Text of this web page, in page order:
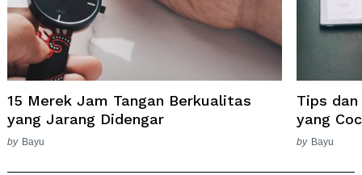
15 Merek Jam Tangan Berkualitas
yang Jarang Didengar
by Bayu
Tips
yang
by Bayu